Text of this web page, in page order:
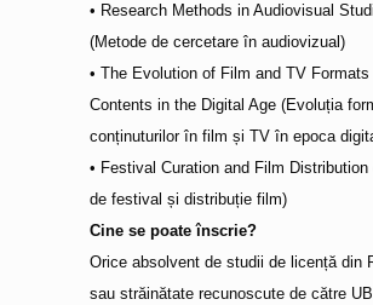
• Research Methods in Audiovisual
(Metode de cercetare în audiovizual)
• The Evolution of Film and TV Formats
Contents in the Digital Age (Evoluția
conținuturilor în film și TV în epoca
• Festival Curation and Film Distribution
de festival și distribuție film)
Cine se poate înscrie?
Orice absolvent de studii de licență din
sau străinătate recunoscute de către